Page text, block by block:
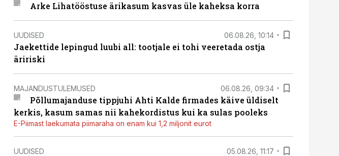
Arke Lihatööstuse ärikasum kasvas üle kaheksa korra
UUDISED 06.08.26, 10:14
Jaekettide lepingud luubi all: tootjale ei tohi veeretada ostja
äririski
MAJANDUSTULEMUSED 06.08.26, 09:34
Põllumajanduse tippjuhi Ahti Kalde firmades käive üldiselt
kerkis, kasum samas nii kahekordistus kui ka sulas pooleks
E-Piimast laekumata piimaraha on enam kui 1,2 miljonit eurot
UUDISED 05.08.26, 11:17